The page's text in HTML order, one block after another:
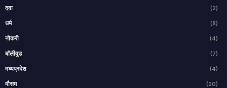
दवा (2)
धर्म (8)
नौकरी (4)
बॉलीवुड (7)
मध्यप्रदेश (4)
मौसम (20)